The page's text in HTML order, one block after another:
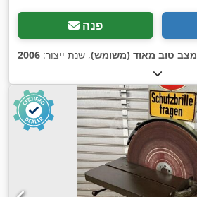
פנה
מצב טוב מאוד (משומש), שנת ייצור: 2006